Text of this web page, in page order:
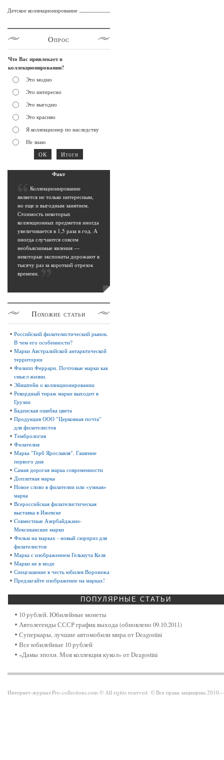
Детское коллекционирование
Опрос
Что Вас привлекает в
коллекционировании?
Это модно
Это интересно
Это выгодно
Это красиво
Я коллекционер по наследству
Не знаю
Факт
Коллекционирование
является не только интересным,
но еще и выгодным занятием.
Стоимость некоторых
коллекционных предметов иногда
увеличивается в 1,5 раза в год. А
иногда случаются совсем
необъяснимые явления —
некоторые экспонаты дорожают в
тысячу раз за короткий отрезок
времени.
Похожие статьи
Российский филателистический рынок.
В чем его особенности?
Марки Австралийской антарктической
территории
Филипп Феррари. Почтовые марки как
смысл жизни.
Эйнштейн о коллекционировании
Рекордный тираж марки выходит в
Грузии
Баденская ошибка цвета
Продукция ООО "Церковная почта"
для филателистов
Тембрология
Филателия
Марка "Герб Ярославля". Гашение
первого дня
Самая дорогая марка современности
Доплатная марка
Новое слово в филателии или «умная»
марка
Всероссийская филателистическая
выставка в Ижевске
Cовместные Азербайджано-
Мексиканские марки
Фильм на марках - новый сюрприз для
филателистов
Марка с изображением Гельмута Коля
Марки не в моде
Спецгашение в честь юбилея Воронежа
Предлагайте изображение на марках!
ПОПУЛЯРНЫЕ СТАТЬИ
10 рублей. Юбилейные монеты
Автолегенды СССР график выхода (обновлено 09.10.2011)
Суперкары, лучшие автомобили мира от Deagostini
Все юбилейные 10 рублей
«Дамы эпохи. Моя коллекция кукол» от Deagostini
Интернет-журнал Pro-collections.com © All rights reserved. © Все права защищены